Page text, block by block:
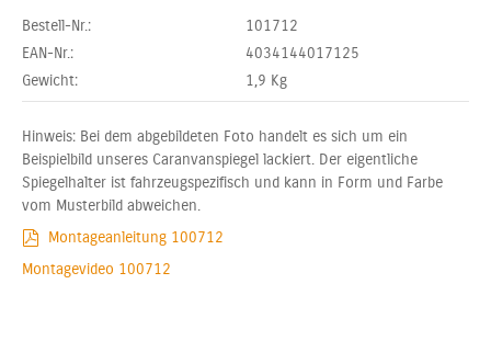
Bestell-Nr.:
101712
EAN-Nr.:
4034144017125
Gewicht:
1,9 Kg
Hinweis: Bei dem abgebildeten Foto handelt es sich um ein
Beispielbild unseres Caranvanspiegel lackiert. Der eigentliche
Spiegelhalter ist fahrzeugspezifisch und kann in Form und Farbe
vom Musterbild abweichen.
Montageanleitung 100712
Montagevideo 100712